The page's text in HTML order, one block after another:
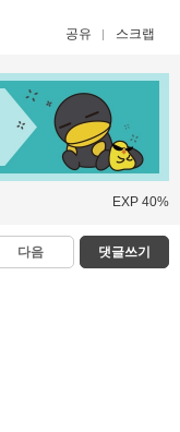
공유 스크랩
EXP 40%
다음 댓글쓰기